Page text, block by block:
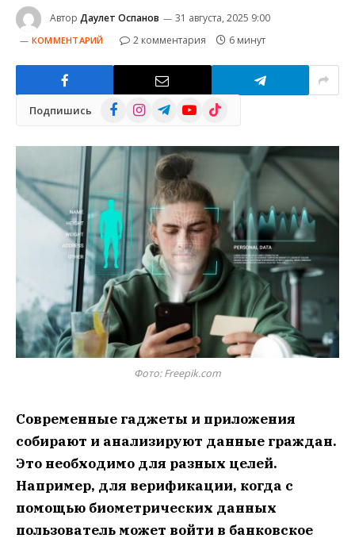
Автор Даулет Оспанов 31 августа, 2025 9:00
КОММЕНТАРИЙ 2 комментария 6 минут
Подпишись FacebookInstagramTelegramYouTube
TikTok
Фото: Freepik.com
Современные гаджеты и приложения
собирают и анализируют данные граждан.
Это необходимо для разных целей.
Например, для верификации, когда с
помощью биометрических данных
пользователь может войти в банковское